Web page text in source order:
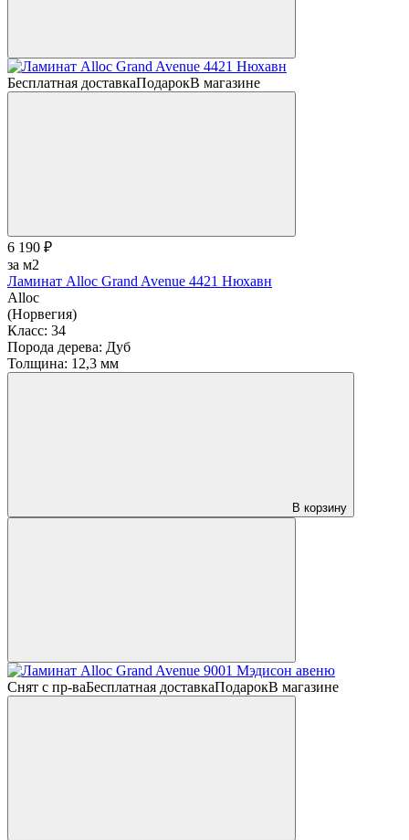
Бесплатная доставкаПодарокВ магазине
6 190 ₽
за м2
Ламинат Alloc Grand Avenue 4421 Нюхавн
Alloc
(Норвегия)
Класс: 34
Порода дерева: Дуб
Толщина: 12,3 мм
В корзину
Снят с пр-ваБесплатная доставкаПодарокВ магазине